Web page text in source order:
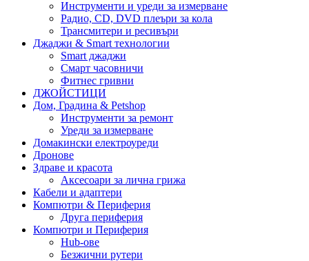
Инструменти и уреди за измерване
Радио, CD, DVD плеъри за кола
Трансмитери и ресивъри
Джаджи & Smart технологии
Smart джаджи
Смарт часовничи
Фитнес гривни
ДЖОЙСТИЦИ
Дом, Градина & Petshop
Инструменти за ремонт
Уреди за измерване
Домакински електроуреди
Дронове
Здраве и красота
Аксесоари за лична грижа
Кабели и адаптери
Компютри & Периферия
Друга периферия
Компютри и Периферия
Hub-ове
Безжични рутери